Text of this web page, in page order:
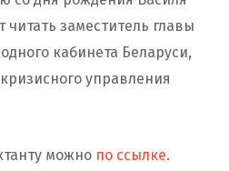
читать заместитель главы
кабинета Беларуси,
управления
можно по ссылке.